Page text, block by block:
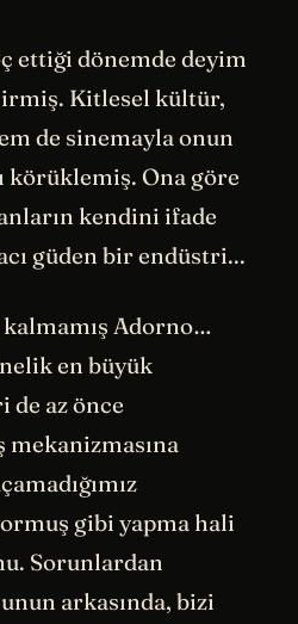
ettiği dönemde deyim
Kitlesel kültür,
de sinemayla onun
körüklemiş. Ona göre
kendini ifade
güden bir endüstri...
Adorno…
en büyük
az önce
mekanizmasına
gibi yapma hali
Sorunlardan
arkasında, bizi